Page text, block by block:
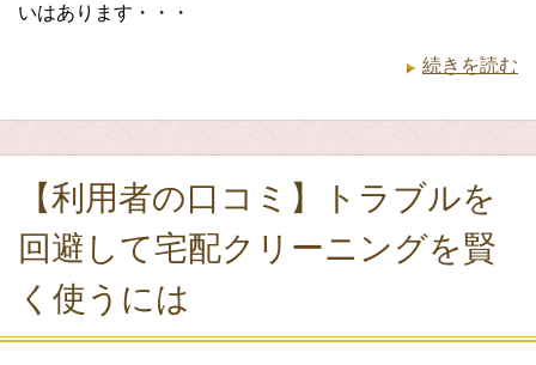
いはあります・・・
続きを読む
【利用者の口コミ】トラブルを
回避して宅配クリーニングを賢
く使うには